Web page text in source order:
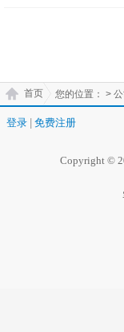
您的位置：
首页 >
登录 免费注册
Copyright ©